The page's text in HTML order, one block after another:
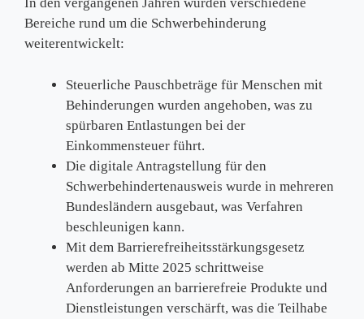
Bereiche rund um die Schwerbehinderung
weiterentwickelt:
Steuerliche Pauschbeträge für Menschen mit
Behinderungen wurden angehoben, was zu
spürbaren Entlastungen bei der
Einkommensteuer führt.
Die digitale Antragstellung für den
Schwerbehindertenausweis wurde in mehreren
Bundesländern ausgebaut, was Verfahren
beschleunigen kann.
Mit dem Barrierefreiheitsstärkungsgesetz
werden ab Mitte 2025 schrittweise
Anforderungen an barrierefreie Produkte und
Dienstleistungen verschärft, was die Teilhabe